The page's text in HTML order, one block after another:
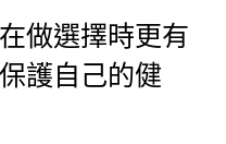
做選擇時更有
護自己的健